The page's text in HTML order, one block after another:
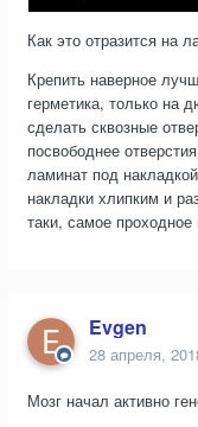
Как это отразится на
Крепить наверное
герметика, только на
сделать сквозные
посвободнее
ламинат под
накладки хлипким и
таки, самое
Evgen
28 апреля,
Мозг начал активно